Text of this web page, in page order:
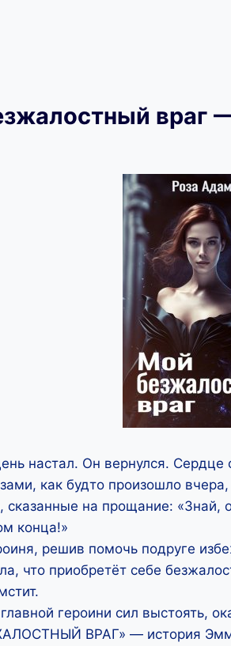
враг
настал. Он вернулся.
как будто произошло
сказанные на прощание: «Знай,
конца!»
решив помочь подруге
что приобретёт себе
героини сил выстоять,
ВРАГ» — история